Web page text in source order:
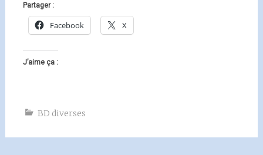
Partager :
Facebook X
J’aime ça :
BD diverses